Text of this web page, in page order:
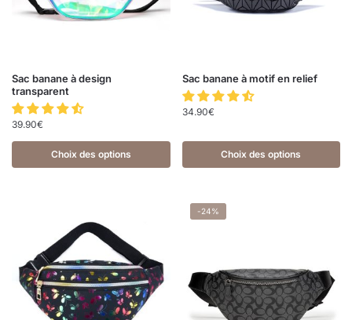
Sac banane à design
transparent
39.90€
Choix des options
Sac banane à motif en relief
34.90€
Choix des options
-24%